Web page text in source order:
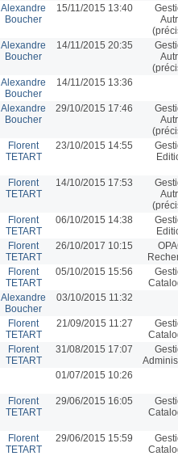
Alexandre
Boucher
15/11/2015 13:40
Alexandre
Boucher
14/11/2015 20:35
Alexandre
Boucher
14/11/2015 13:36
Alexandre
Boucher
29/10/2015 17:46
Florent
TETART
23/10/2015 14:55
Florent
TETART
14/10/2015 17:53
Florent
TETART
06/10/2015 14:38
Florent
TETART
26/10/2017 10:15
Florent
TETART
05/10/2015 15:56
Alexandre
Boucher
03/10/2015 11:32
Florent
TETART
21/09/2015 11:27
Florent
TETART
31/08/2015 17:07
01/07/2015 10:26
Florent
TETART
29/06/2015 16:05
Florent
TETART
29/06/2015 15:59